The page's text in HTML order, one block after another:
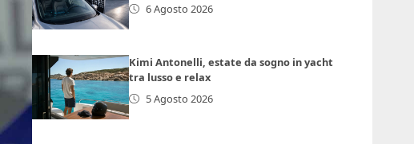
6 Agosto 2026
Kimi Antonelli, estate da sogno in yacht
tra lusso e relax
5 Agosto 2026